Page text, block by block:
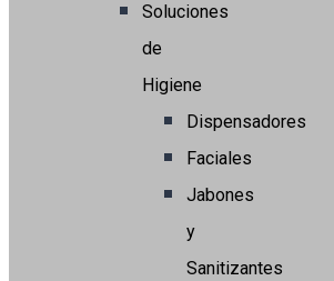
Soluciones
de
Higiene
Dispensadores
Faciales
Jabones
y
Sanitizantes